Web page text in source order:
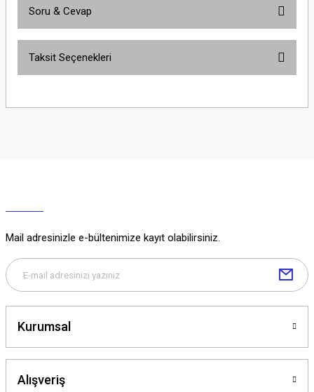
Soru & Cevap
Soru Sor
Taksit Seçenekleri
Mail adresinizle e-bültenimize kayıt olabilirsiniz.
Kurumsal
Alışveriş